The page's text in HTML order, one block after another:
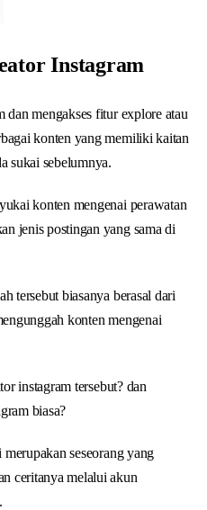
Instagram
dan mengakses fitur explore atau
konten yang memiliki kaitan
sukai sebelumnya.
konten mengenai perawatan
jenis postingan yang sama di
tersebut biasanya berasal dari
konten mengenai
instagram tersebut? dan
biasa?
seseorang yang
ceritanya melalui akun